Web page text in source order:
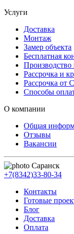
Услуги
Доставка
Монтаж
Замер объекта
Бесплатная
Производство
Рассрочка и
Рассрочка от
Способы
О компании
Общая
Отзывы
Вакансии
Саранск
+7(8342)33-80-34
Контакты
Готовые
Блог
Доставка
Оплата